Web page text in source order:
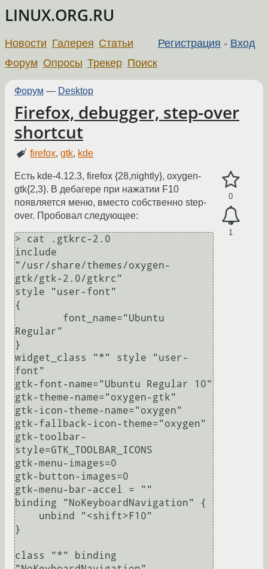
LINUX.ORG.RU
Регистрация - Вход
Новости Галерея Статьи
Форум Опросы Трекер Поиск
Форум — Desktop
Firefox, debugger, step-over
shortcut
firefox,gtk, kde
0
1
Есть kde-4.12.3, firefox {28,nightly}, oxygen-
gtk{2,3}. В дебагере при нажатии F10
появляется меню, вместо собственно step-
over. Пробовал следующее:
> cat .gtkrc-2.0
include
"/usr/share/themes/oxygen-
gtk/gtk-2.0/gtkrc"
style "user-font"
{
Regular"
}
widget_class "*" style "user-
font"
gtk-font-name="Ubuntu Regular 10"
gtk-theme-name="oxygen-gtk"
gtk-icon-theme-name="oxygen"
gtk-fallback-icon-theme="oxygen"
gtk-toolbar-
style=GTK_TOOLBAR_ICONS
gtk-menu-images=0
gtk-button-images=0
gtk-menu-bar-accel = ""
binding "NoKeyboardNavigation" {
}
class "*" binding